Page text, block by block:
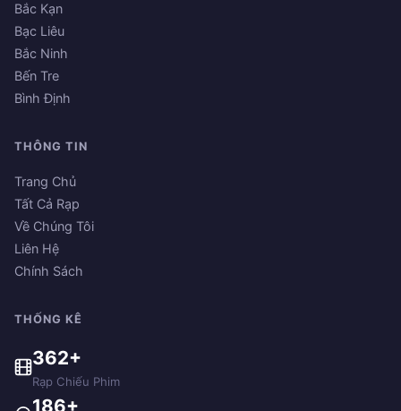
Bắc Kạn
Bạc Liêu
Bắc Ninh
Bến Tre
Bình Định
THÔNG TIN
Trang Chủ
Tất Cả Rạp
Về Chúng Tôi
Liên Hệ
Chính Sách
THỐNG KÊ
362+
Rạp Chiếu Phim
186+